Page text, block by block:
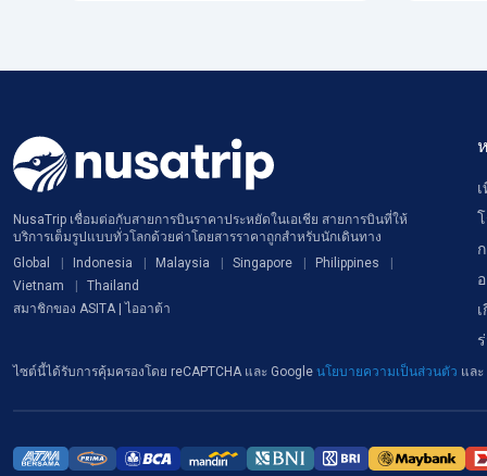
NusaTrip เชื่อมต่อกับสายการบินราคาประหยัดในเอเชีย สายการบินที่ให้
บริการเต็มรูปแบบทั่วโลกด้วยค่าโดยสารราคาถูกสำหรับนักเดินทาง
Global
Indonesia Malaysia Singapore
Philippines
Vietnam
Thailand
สมาชิกของ ASITA | ไออาต้า
ไซต์นี้ได้รับการคุ้มครองโดย reCAPTCHA และ Google นโยบายความเป็นส่วนตัว และ